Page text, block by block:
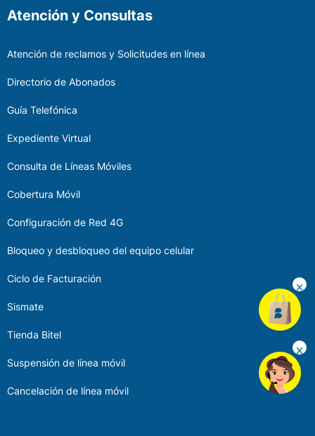
Atención y Consultas
Atención de reclamos y Solicitudes en línea
Directorio de Abonados
Guía Telefónica
Expediente Virtual
Consulta de Líneas Móviles
Cobertura Móvil
Configuración de Red 4G
Bloqueo y desbloqueo del equipo celular
Ciclo de Facturación
Sismate
Tienda Bitel
Suspensión de línea móvil
Cancelación de línea móvil